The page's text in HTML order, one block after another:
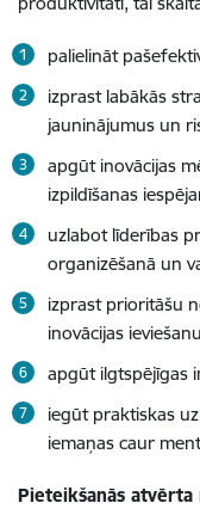
palielināt
izprast labākās
jauninājumus un
apgūt inovācijas
izpildīšanas
uzlabot līderības
organizēšanā un
izprast prioritāšu
inovācijas
apgūt ilgtspējīgas
iegūt praktiskas
iemaņas caur
Pieteikšanās